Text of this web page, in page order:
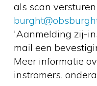
als scan
'Aanmelding zij-
mail een
Meer informatie
instromers,